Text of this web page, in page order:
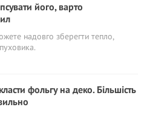
його, варто
надовго зберегти тепло,